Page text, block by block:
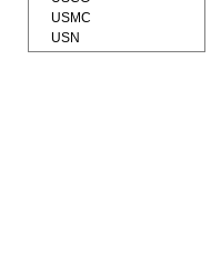
USMC
USN